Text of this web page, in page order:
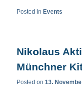
Posted in Events
Nikolaus
Münchner
Posted on13.